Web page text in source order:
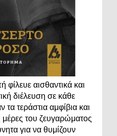
αισθαντικά και
διέλευση σε κάθε
τα τεράστια αμφίβια και
μέρες του ζευγαρώματος
για να θυμίζουν